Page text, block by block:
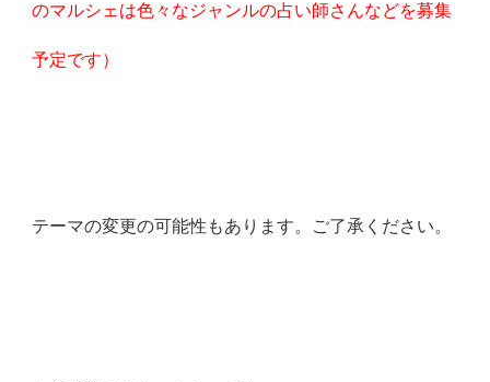
のマルシェは色々なジャンルの占い師さんなどを募集
予定です）
テーマの変更の可能性もあります。ご了承ください。